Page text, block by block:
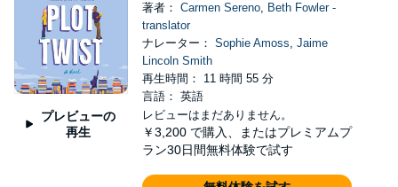
プレビューの
再生
著者： Carmen Sereno, Beth Fowler -
translator
ナレーター： Sophie Amoss, Jaime
Lincoln Smith
再生時間： 11 時間 55 分
言語： 英語
レビューはまだありません。
￥3,200 で購入、またはプレミアムプ
ラン30日間無料体験で試す